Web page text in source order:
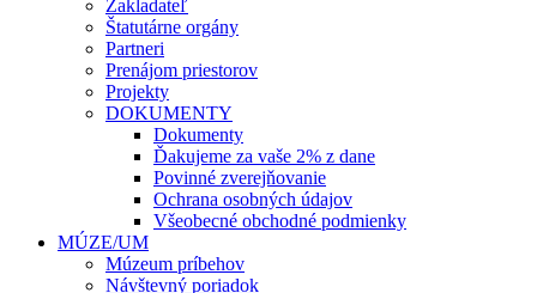
Zakladateľ
Štatutárne orgány
Partneri
Prenájom priestorov
Projekty
DOKUMENTY
Dokumenty
Ďakujeme za vaše 2% z dane
Povinné zverejňovanie
Ochrana osobných údajov
Všeobecné obchodné podmienky
MÚZE/UM
Múzeum príbehov
Návštevný poriadok